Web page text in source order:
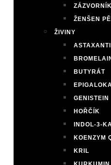
ŽENŠEN
ŽIVINY
BUTYRÁT
GENISTEIN
HOŘČÍK
INDOL-3-
KOENZYM
KRIL